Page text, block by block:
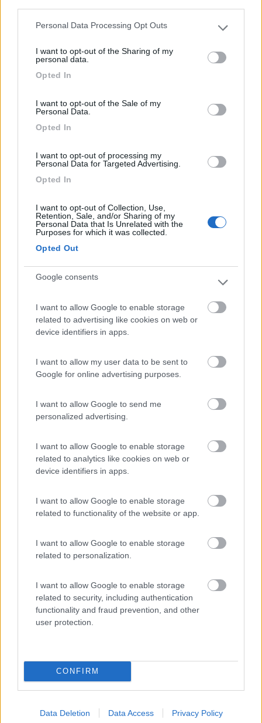
Please note that this website/app uses one or more Google
not limited to your visit or usage behaviour. You may click to
grant or deny consent to Google and its third-party tags to
use your data for below specified purposes in below Google
Personal Data Processing Opt Outs
I want to opt-out of the Sharing of my
personal data.
Opted In
I want to opt-out of the Sale of my
Personal Data.
Opted In
I want to opt-out of processing my
Personal Data for Targeted Advertising.
Opted In
I want to opt-out of Collection, Use,
Retention, Sale, and/or Sharing of my
Personal Data that Is Unrelated with the
Purposes for which it was collected.
Opted Out
Google consents
I want to allow Google to enable storage
related to advertising like cookies on web or
device identifiers in apps.
I want to allow my user data to be sent to
Google for online advertising purposes.
I want to allow Google to send me
personalized advertising.
I want to allow Google to enable storage
related to analytics like cookies on web or
device identifiers in apps.
I want to allow Google to enable storage
related to functionality of the website or app.
I want to allow Google to enable storage
related to personalization.
I want to allow Google to enable storage
related to security, including authentication
functionality and fraud prevention, and other
user protection.
CONFIRM
Data Deletion Data Access Privacy Policy
La Tenuta il Pino, immersa nel verde delle colline pisane...
Capannoli (PI) (PI) - 28.5km
Area di sosta (PS)
Agricampeggio Yuptala
Servizi / Posizione
L'Azienda orticola-frutticola biologica, dispone di 6 pia...
Agricampeggio Impalancati
Servizi / Posizione
A circa 2 km dal mare e 1,5 km da San Pietro in Palazzi,
Cecina (LI) - 33.3km